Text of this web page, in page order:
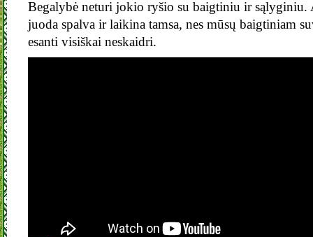
Begalybė neturi jokio ryšio su baigtiniu ir sąlyginiu.
juoda spalva ir laikina tamsa, nes mūsų baigtiniam
esanti visiškai neskaidri.